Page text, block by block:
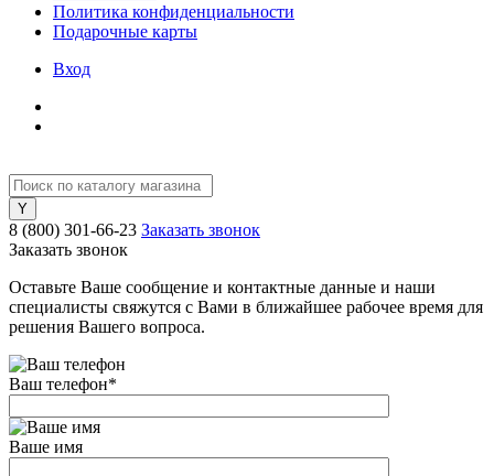
Политика конфиденциальности
Подарочные карты
Вход
8 (800) 301-66-23 Заказать звонок
Заказать звонок
Оставьте Ваше сообщение и контактные данные и наши
специалисты свяжутся с Вами в ближайшее рабочее время для
решения Вашего вопроса.
Ваш телефон*
Ваше имя